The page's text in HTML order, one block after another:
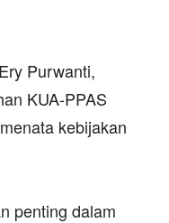
Purwanti,
KUA-PPAS
kebijakan
penting dalam